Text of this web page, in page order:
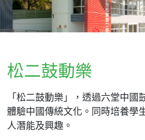
松二鼓動樂
「松二鼓動樂」，透過六堂中
體驗中國傳統文化。同時培養學
人潛能及興趣。